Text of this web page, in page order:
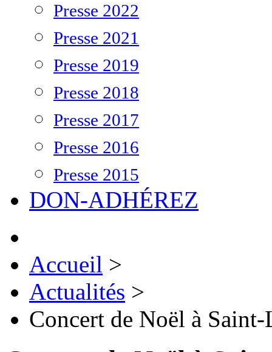
Presse 2022
Presse 2021
Presse 2019
Presse 2018
Presse 2017
Presse 2016
Presse 2015
DON-ADHÉREZ
Accueil >
Actualités >
Concert de Noël à